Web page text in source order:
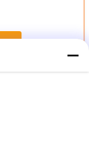
σημείων C2